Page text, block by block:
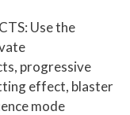
Use the
progressive
effect, blaster
mode